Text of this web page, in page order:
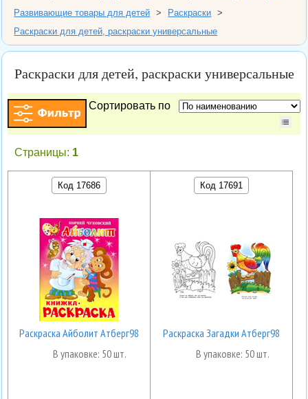
Развивающие товары для детей
> Раскраски
>
Раскраски для детей, раскраски универсальные
Раскраски для детей, раскраски универсальные
Сортировать по
Страницы: 1
Код 17686
Раскраска Айболит Атберг98
В упаковке: 50 шт.
Код 17691
Раскраска Загадки Атберг98
В упаковке: 50 шт.